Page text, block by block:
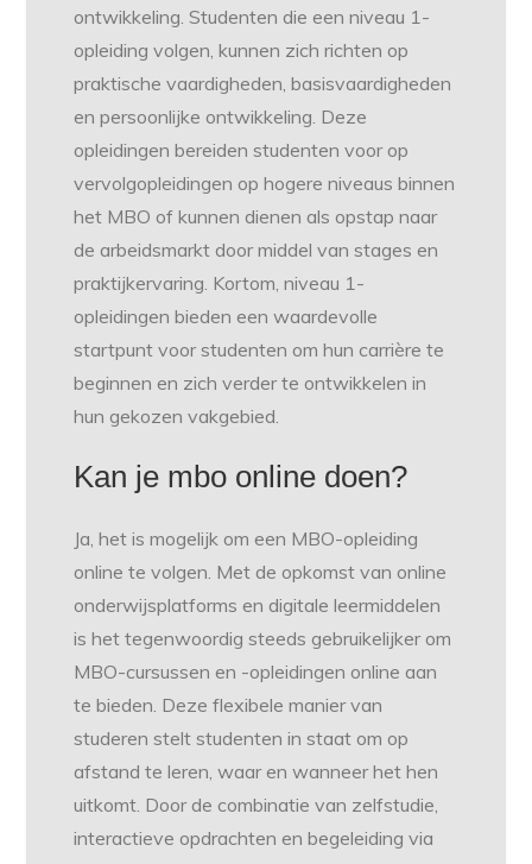
ontwikkeling. Studenten die een niveau 1-
opleiding volgen, kunnen zich richten op
praktische vaardigheden, basisvaardigheden
en persoonlijke ontwikkeling. Deze
opleidingen bereiden studenten voor op
vervolgopleidingen op hogere niveaus binnen
het MBO of kunnen dienen als opstap naar
de arbeidsmarkt door middel van stages en
praktijkervaring. Kortom, niveau 1-
opleidingen bieden een waardevolle
startpunt voor studenten om hun carrière te
beginnen en zich verder te ontwikkelen in
hun gekozen vakgebied.
Kan je mbo online doen?
Ja, het is mogelijk om een MBO-opleiding
online te volgen. Met de opkomst van online
onderwijsplatforms en digitale leermiddelen
is het tegenwoordig steeds gebruikelijker om
MBO-cursussen en -opleidingen online aan
te bieden. Deze flexibele manier van
studeren stelt studenten in staat om op
afstand te leren, waar en wanneer het hen
uitkomt. Door de combinatie van zelfstudie,
interactieve opdrachten en begeleiding via